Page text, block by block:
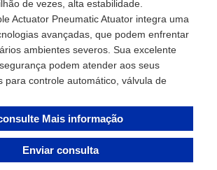
de vezes, alta estabilidade.
Actuator Pneumatic Atuator integra uma
avançadas, que podem enfrentar
ambientes severos. Sua excelente
podem atender aos seus
para controle automático, válvula de
Mais informação
Enviar consulta